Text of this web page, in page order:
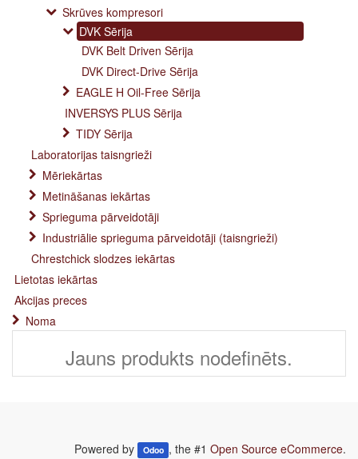
Skrūves kompresori
DVK Sērija
DVK Belt Driven Sērija
DVK Direct-Drive Sērija
EAGLE H Oil-Free Sērija
INVERSYS PLUS Sērija
TIDY Sērija
Laboratorijas taisngrieži
Mēriekārtas
Metināšanas iekārtas
Sprieguma pārveidotāji
Industriālie sprieguma pārveidotāji (taisngrieži)
Chrestchick slodzes iekārtas
Lietotas iekārtas
Akcijas preces
Noma
Jauns produkts nodefinēts.
Powered by Odoo , the #1 Open Source eCommerce.